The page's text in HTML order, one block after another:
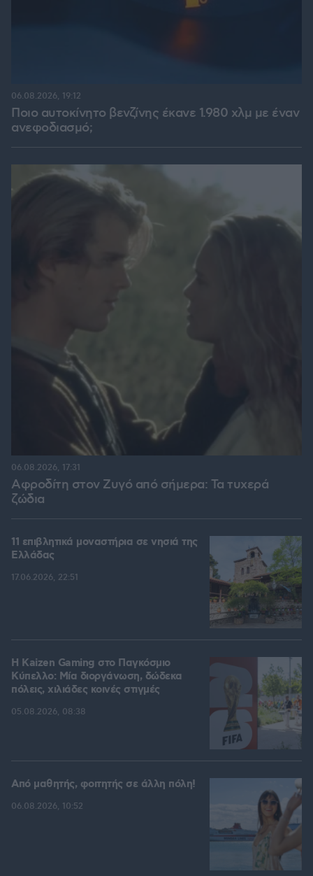
Ποιο αυτοκίνητο βενζίνης έκανε 1.980 χλμ με έναν
ανεφοδιασμό;
06.08.2026, 19:12
Αφροδίτη στον Ζυγό από σήμερα: Τα τυχερά
ζώδια
06.08.2026, 17:31
11 επιβλητικά μοναστήρια σε νησιά της
Ελλάδας
17.06.2026, 22:51
H Kaizen Gaming στο Παγκόσμιο
Kύπελλο: Μία διοργάνωση, δώδεκα
πόλεις, χιλιάδες κοινές στιγμές
05.08.2026, 08:38
Από μαθητής, φοιτητής σε άλλη πόλη!
06.08.2026, 10:52